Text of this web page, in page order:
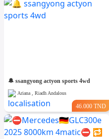
🔔 ssangyong actyon sports 4wd
Ariana , Riadh Andalous
46.000 TND